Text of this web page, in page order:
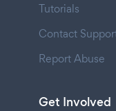
Tutorials
Contact
Report Abuse
Get Involved